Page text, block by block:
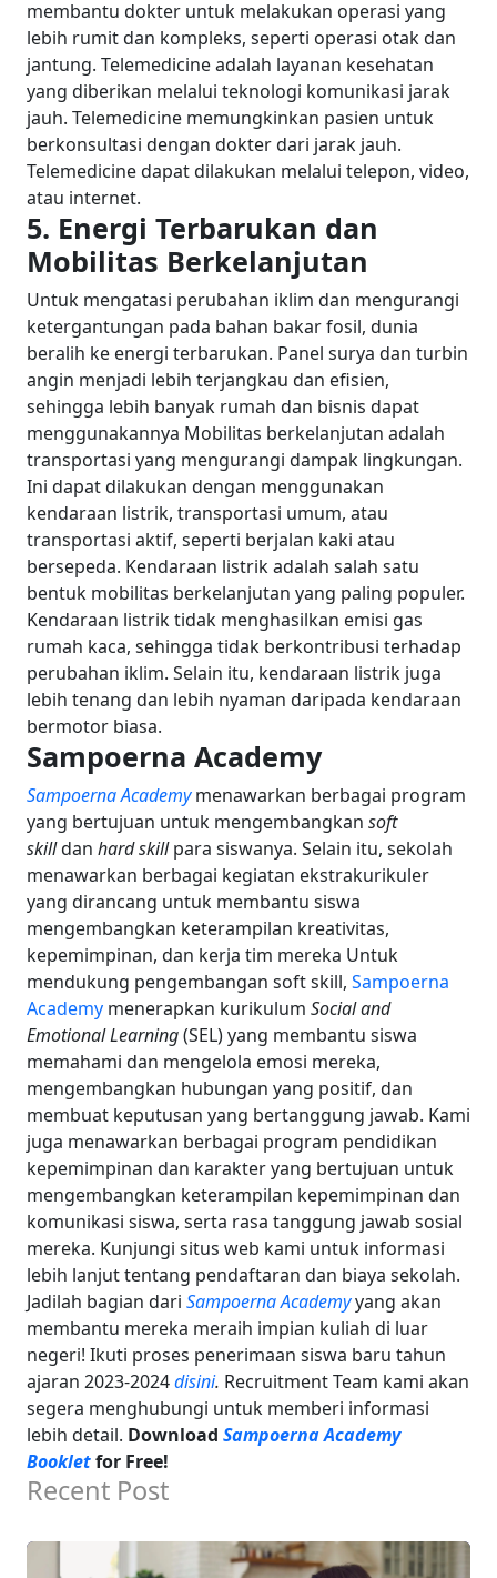
membantu dokter untuk melakukan operasi yang
lebih rumit dan kompleks, seperti operasi otak dan
jantung. Telemedicine adalah layanan kesehatan
yang diberikan melalui teknologi komunikasi jarak
jauh. Telemedicine memungkinkan pasien untuk
berkonsultasi dengan dokter dari jarak jauh.
Telemedicine dapat dilakukan melalui telepon, video,
atau internet.
5. Energi Terbarukan dan
Mobilitas Berkelanjutan
Untuk mengatasi perubahan iklim dan mengurangi
ketergantungan pada bahan bakar fosil, dunia
beralih ke energi terbarukan. Panel surya dan turbin
angin menjadi lebih terjangkau dan efisien,
sehingga lebih banyak rumah dan bisnis dapat
menggunakannya Mobilitas berkelanjutan adalah
transportasi yang mengurangi dampak lingkungan.
Ini dapat dilakukan dengan menggunakan
kendaraan listrik, transportasi umum, atau
transportasi aktif, seperti berjalan kaki atau
bersepeda. Kendaraan listrik adalah salah satu
bentuk mobilitas berkelanjutan yang paling populer.
Kendaraan listrik tidak menghasilkan emisi gas
rumah kaca, sehingga tidak berkontribusi terhadap
perubahan iklim. Selain itu, kendaraan listrik juga
lebih tenang dan lebih nyaman daripada kendaraan
bermotor biasa.
Sampoerna Academy
Sampoerna Academymenawarkan berbagai program
yang bertujuan untuk mengembangkan soft
skilldan hard skillpara siswanya. Selain itu, sekolah
menawarkan berbagai kegiatan ekstrakurikuler
yang dirancang untuk membantu siswa
mengembangkan keterampilan kreativitas,
kepemimpinan, dan kerja tim mereka Untuk
mendukung pengembangan soft skill, Sampoerna
Academy menerapkan kurikulum Social and
Emotional Learning(SEL) yang membantu siswa
memahami dan mengelola emosi mereka,
mengembangkan hubungan yang positif, dan
membuat keputusan yang bertanggung jawab. Kami
juga menawarkan berbagai program pendidikan
kepemimpinan dan karakter yang bertujuan untuk
mengembangkan keterampilan kepemimpinan dan
komunikasi siswa, serta rasa tanggung jawab sosial
mereka. Kunjungi situs web kami untuk informasi
lebih lanjut tentang pendaftaran dan biaya sekolah.
Jadilah bagian dari Sampoerna Academyyang akan
membantu mereka meraih impian kuliah di luar
negeri! Ikuti proses penerimaan siswa baru tahun
ajaran 2023-2024disini. Recruitment Team kami akan
segera menghubungi untuk memberi informasi
lebih detail. Download Sampoerna Academy
Bookletfor Free!
Recent Post